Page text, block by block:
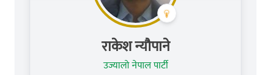
राकेश न्यौपाने
उज्यालो नेपाल पार्टी